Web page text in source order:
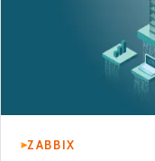
ZABBIX